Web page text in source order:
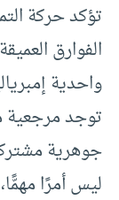
تؤكد حركة
الفوارق
واحدية
توجد مرجعية
جوهرية
ليس أمرًا